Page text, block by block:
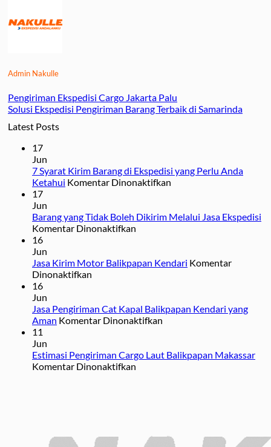
Admin Nakulle
Pengiriman Ekspedisi Cargo Jakarta Palu
Solusi Ekspedisi Pengiriman Barang Terbaik di Samarinda
Latest Posts
17
Jun
7 Syarat Kirim Barang di Ekspedisi yang Perlu Anda
Ketahui Komentar Dinonaktifkan
Kirim
yang
17
Jun
Barang yang Tidak Boleh Dikirim Melalui Jasa Ekspedisi
Komentar Dinonaktifkan
Tidak
Jasa
Ekspedisi
16
Jun
Jasa Kirim Motor Balikpapan Kendari Komentar
Dinonaktifkan
Motor
Balikpapan
16
Jun
Jasa Pengiriman Cat Kapal Balikpapan Kendari yang
Aman Komentar Dinonaktifkan
Cat
11
Jun
Estimasi Pengiriman Cargo Laut Balikpapan Makassar
Komentar Dinonaktifkan
Makassar